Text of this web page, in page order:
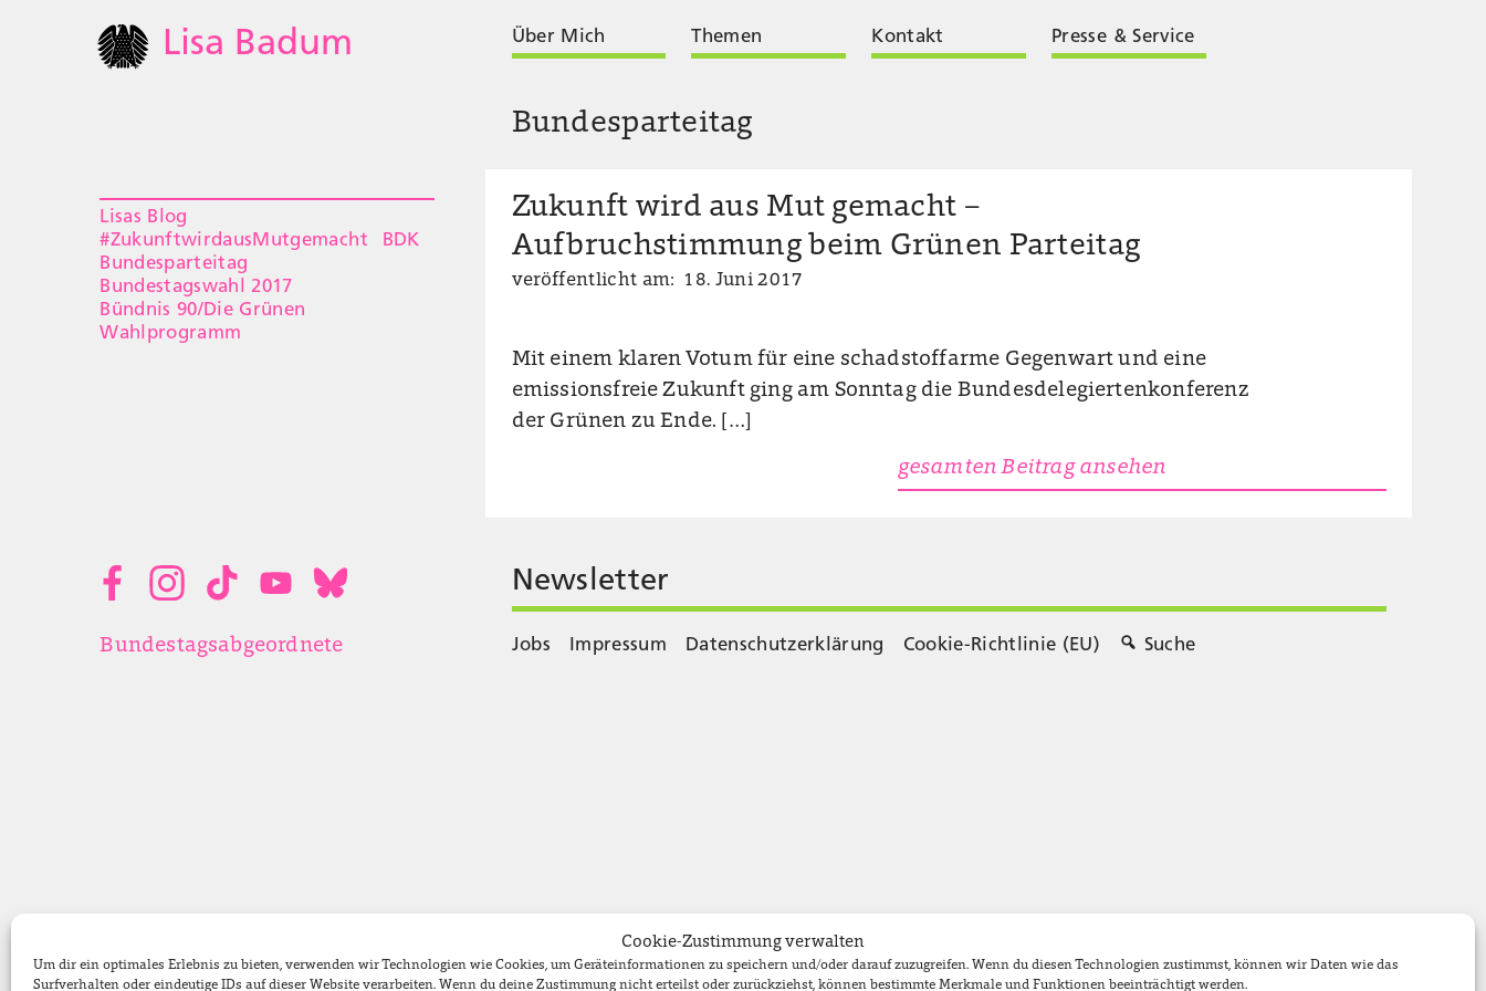
Cookie-Zustimmung verwalten
Um dir ein optimales Erlebnis zu bieten, verwenden wir Technologien wie Cookies, um Geräteinformationen zu speichern und/oder darauf zuzugreifen. Wenn du diesen Technologien zustimmst, können wir Daten wie das
Surfverhalten oder eindeutige IDs auf dieser Website verarbeiten. Wenn du deine Zustimmung nicht erteilst oder zurückziehst, können bestimmte Merkmale und Funktionen beeinträchtigt werden.
Lisa Badum Über Mich Themen Kontakt Presse & Service
Bundesparteitag
Lisas Blog
#ZukunftwirdausMutgemacht
BDK
Bundesparteitag
Bundestagswahl 2017
Bündnis 90/Die Grünen
Wahlprogramm
Zukunft wird aus Mut gemacht –
Aufbruchstimmung beim Grünen Parteitag
veröffentlicht am: 18. Juni 2017
Mit einem klaren Votum für eine schadstoffarme Gegenwart und eine
emissionsfreie Zukunft ging am Sonntag die Bundesdelegiertenkonferenz
der Grünen zu Ende. […]
gesamten Beitrag ansehen
Bundestagsabgeordnete
Newsletter
Jobs Impressum Datenschutzerklärung Cookie-Richtlinie (EU) Suche